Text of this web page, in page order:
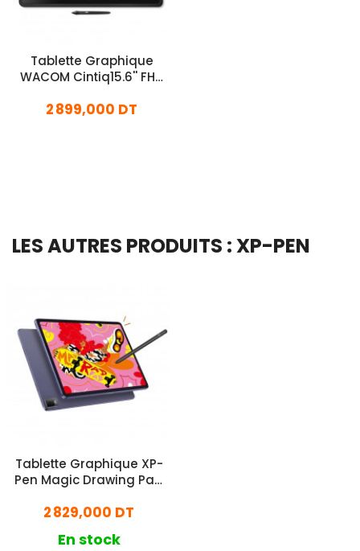
Tablette Graphique
WACOM Cintiq15.6'' FHD
2 899,000 DT
LES AUTRES PRODUITS : XP-PEN
Tablette Graphique XP-
Pen Magic Drawing Pad
2 829,000 DT
En stock